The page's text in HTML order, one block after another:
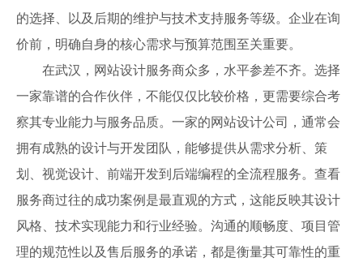
的选择、以及后期的维护与技术支持服务等级。企业在询
价前，明确自身的核心需求与预算范围至关重要。
在武汉，网站设计服务商众多，水平参差不齐。选择
一家靠谱的合作伙伴，不能仅仅比较价格，更需要综合考
察其专业能力与服务品质。一家的网站设计公司，通常会
拥有成熟的设计与开发团队，能够提供从需求分析、策
划、视觉设计、前端开发到后端编程的全流程服务。查看
服务商过往的成功案例是最直观的方式，这能反映其设计
风格、技术实现能力和行业经验。沟通的顺畅度、项目管
理的规范性以及售后服务的承诺，都是衡量其可靠性的重